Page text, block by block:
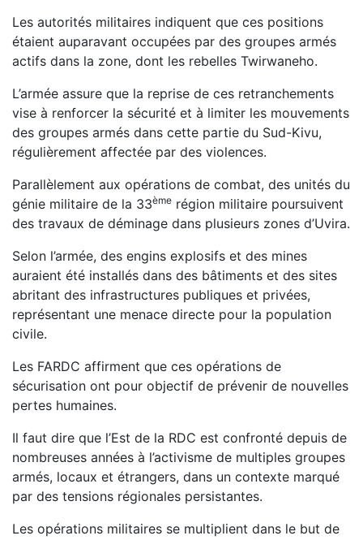
Les autorités militaires indiquent que ces positions
étaient auparavant occupées par des groupes armés
actifs dans la zone, dont les rebelles Twirwaneho.
L’armée assure que la reprise de ces retranchements
vise à renforcer la sécurité et à limiter les mouvements
des groupes armés dans cette partie du Sud-Kivu,
régulièrement affectée par des violences.
Parallèlement aux opérations de combat, des unités du
génie militaire de la 33ème région militaire poursuivent
des travaux de déminage dans plusieurs zones d’Uvira.
Selon l’armée, des engins explosifs et des mines
auraient été installés dans des bâtiments et des sites
abritant des infrastructures publiques et privées,
représentant une menace directe pour la population
civile.
Les FARDC affirment que ces opérations de
sécurisation ont pour objectif de prévenir de nouvelles
pertes humaines.
Il faut dire que l’Est de la RDC est confronté depuis de
nombreuses années à l’activisme de multiples groupes
armés, locaux et étrangers, dans un contexte marqué
par des tensions régionales persistantes.
Les opérations militaires se multiplient dans le but de